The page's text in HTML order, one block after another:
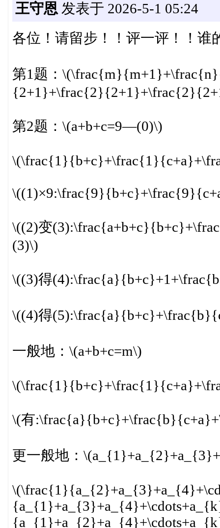
王守恩 发表于 2026-5-1 05:24
各位！请留步！！评一评！！谁
第1题：
第2题：\(a+b+c=9—(0)\)
\((2)变
(3)\)
\((3)得
\((4)得
一般地：\(a+b+c=m\)
\(有
更一般地：